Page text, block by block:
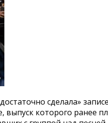
сделала»
которого ранее